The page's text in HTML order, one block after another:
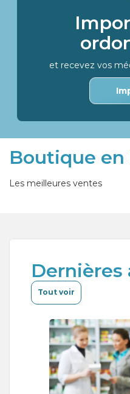
et recevez vos
Boutique en
Les meilleures ventes
Dernières
Tout voir